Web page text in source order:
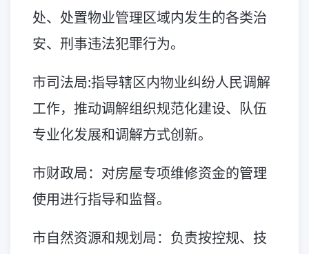
处、处置物业管理区域内发生的各类治
安、刑事违法犯罪行为。
市司法局:指导辖区内物业纠纷人民调解
工作，推动调解组织规范化建设、队伍
专业化发展和调解方式创新。
市财政局：对房屋专项维修资金的管理
使用进行指导和监督。
市自然资源和规划局：负责按控规、技